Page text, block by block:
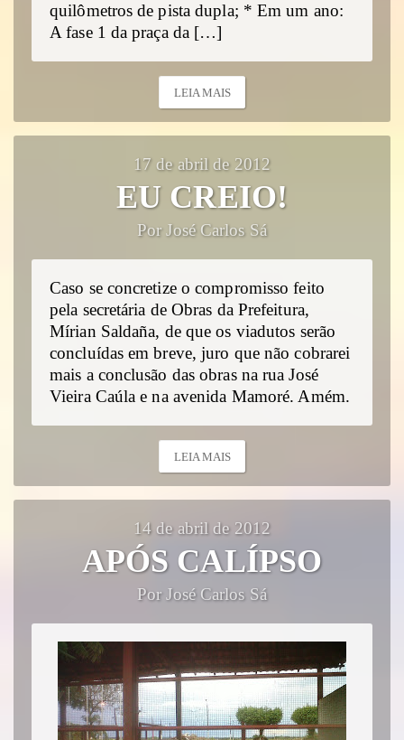
quilômetros de pista dupla; * Em um ano:
A fase 1 da praça da […]
LEIA MAIS
17 de abril de 2012
EU CREIO!
Por José Carlos Sá
Caso se concretize o compromisso feito
pela secretária de Obras da Prefeitura,
Mírian Saldaña, de que os viadutos serão
concluídas em breve, juro que não cobrarei
mais a conclusão das obras na rua José
Vieira Caúla e na avenida Mamoré. Amém.
LEIA MAIS
14 de abril de 2012
APÓS CALÍPSO
Por José Carlos Sá